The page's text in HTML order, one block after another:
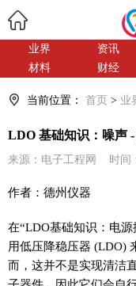
业界 资讯
材料
财经
当前位置： 首页 > 业
LDO 基础知识：噪声
来源：电子工程网 时间
作者：德州仪器
在“LDO基础知识：电
用低压降稳压器 (LDO)
而，这并不是实现清洁